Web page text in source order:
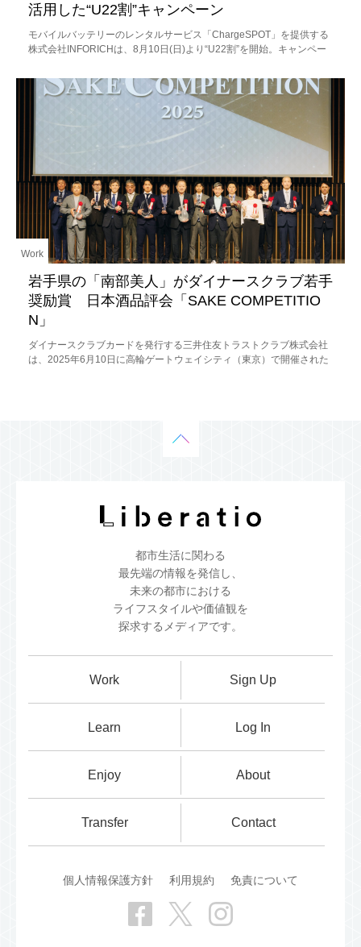
活用した“U22割”キャンペーン
モバイルバッテリーのレンタルサービス「ChargeSPOT」を提供する
株式会社INFORICHは、8月10日(日)より“U22割”を開始。キャンペー
岩手県の「南部美人」がダイナースクラブ若手
奨励賞 日本酒品評会「SAKE COMPETITIO
N」
ダイナースクラブカードを発行する三井住友トラストクラブ株式会社
は、2025年6月10日に高輪ゲートウェイシティ（東京）で開催された
Work
都市生活に関わる
最先端の情報を発信し、
未来の都市における
ライフスタイルや価値観を
探求するメディアです。
Work
Learn
Enjoy
Transfer
Sign Up
Log In
About
Contact
個人情報保護方針 利用規約 免責について